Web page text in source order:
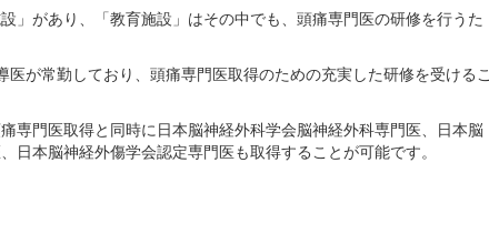
」があり、「教育施設」はその中でも、頭痛専門医の研修を行うた
が常勤しており、頭痛専門医取得のための充実した研修を受けるこ
専門医取得と同時に日本脳神経外科学会脳神経外科専門医、日本脳
本脳神経外傷学会認定専門医も取得することが可能です。